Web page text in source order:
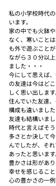
私の小学校時代
います。
家の中でも火鉢
なく、寒いこと
も外で遊ぶこと
ながら３０分以
ました・・・
今にして思えば
の友達は今はど
しく思い出しま
住んでいた友達
構成も違いまし
友達も結構いまし
時代と言えばそ
多さとか決して
んでしたが、そ
あったと思いま
豊かさは形があ
幸せを感じるこ
心の豊かさの一